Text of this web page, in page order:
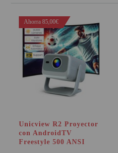
Lunes a Viernes: 9.00h a
Asistencia Técnica:
Ahorra 85,00€
Unicview R2 Proyector
con AndroidTV
Freestyle 500 ANSI